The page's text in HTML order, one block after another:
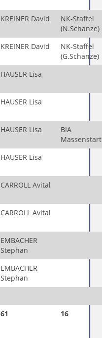
KREINER David
NK-Staffel
(N.Schanze)
KREINER David
NK-Staffel
(G.Schanze)
HAUSER Lisa
HAUSER Lisa
HAUSER Lisa
BIA
HAUSER Lisa
CARROLL Avital
CARROLL Avital
EMBACHER
Stephan
EMBACHER
Stephan
61 16